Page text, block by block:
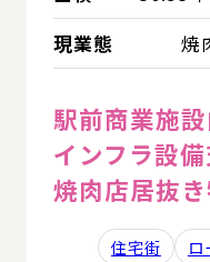
現業態
焼
駅前商業施
インフラ設
焼肉店居抜
住宅街 ロ